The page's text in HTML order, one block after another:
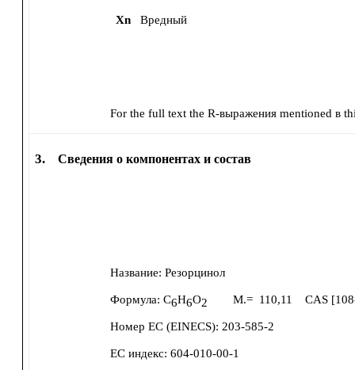
Xn Вредный
For the full text the R-выражения mentioned в
3. Сведения о компонентах и состав
Название: Резорцинол
Формула: C6H6O2 M.= 110,11 CAS [
Номер ЕС (EINECS): 203-585-2
ЕС индекс: 604-010-00-1